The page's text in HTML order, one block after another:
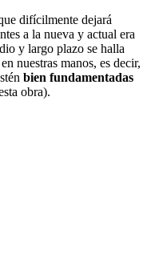
difícilmente dejará
a la nueva y actual era
y largo plazo se halla
nuestras manos, es decir,
bien fundamentadas
obra).